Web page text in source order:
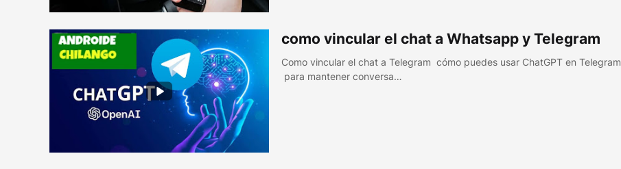
como vincular el chat a Whatsapp y Telegram
Como vincular el chat a Telegram cómo puedes usar ChatGPT en Telegram
para mantener conversa…